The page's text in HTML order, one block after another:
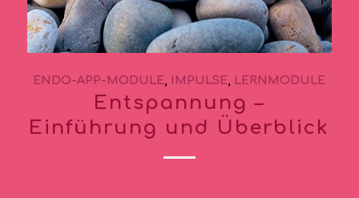
ENDO-APP-MODULE IMPULSE LERNMODULE
Entspannung –
Einführung und Überblick